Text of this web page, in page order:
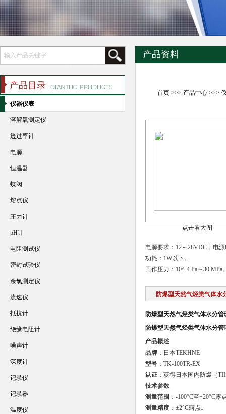
产品资料
首页>>> 产品中心>>>
点击看大图
电源要求：12～28VDC，电
功耗：1W以下。
工作压力：10^-4 Pa～30 MPa
防爆型天然气烃类气体水
防爆型天然气烃类气体水分
防爆型天然气烃类气体水分
产品概述
品牌：日本TEKHNE
型号：TK-100TR-EX
认证：获得日本国内防爆（
技术参数
测量范围 ：-100°C至+20°C露
测量精度：±2°C露点。
产品目录
仪器仪表
溶解氧测定仪
透过率计
电源
恒温器
蝶阀
熔点仪
圧力计
pH计
电阻测试仪
密封试验仪
余氯测定仪
流速仪
抵抗计
绝缘电阻计
噪声计
深度计
记录仪
记录器
温度仪